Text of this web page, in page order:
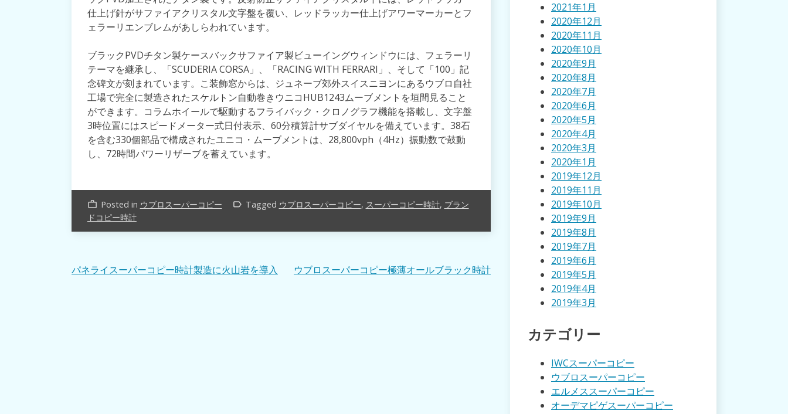
仕上げ針がサファイアクリスタル文字盤を覆い、レッドラッカー仕上げアワーマーカーとフ
ェラーリエンブレムがあしらわれています。
ブラックPVDチタン製ケースバックサファイア製ビューイングウィンドウには、フェラーリ
テーマを継承し、「SCUDERIA CORSA」、「RACING WITH FERRARI」、そして「100」記
念碑文が刻まれています。こ装飾窓からは、ジュネーブ郊外スイスニヨンにあるウブロ自社
工場で完全に製造されたスケルトン自動巻きウニコHUB1243ムーブメントを垣間見ること
ができます。コラムホイールで駆動するフライバック・クロノグラフ機能を搭載し、文字盤
3時位置にはスピードメーター式日付表示、60分積算計サブダイヤルを備えています。38石
を含む330個部品で構成されたユニコ・ムーブメントは、28,800vph（4Hz）振動数で鼓動
し、72時間パワーリザーブを蓄えています。
work_outline Posted in ウブロスーパーコピー label_outline Tagged ウブロスーパーコピー, スーパーコピー時計, ブラン
ドコピー時計
投
パネライスーパーコピー時計製造に火山岩を導入 ウブロスーパーコピー極薄オールブラック時計
2021年1月
2020年12月
2020年11月
2020年10月
2020年9月
2020年8月
2020年7月
2020年6月
2020年5月
2020年4月
2020年3月
2020年1月
2019年12月
2019年11月
2019年10月
2019年9月
2019年8月
2019年7月
2019年6月
2019年5月
2019年4月
2019年3月
カテゴリー
IWCスーパーコピー
ウブロスーパーコピー
エルメススーパーコピー
オーデマピゲスーパーコピー